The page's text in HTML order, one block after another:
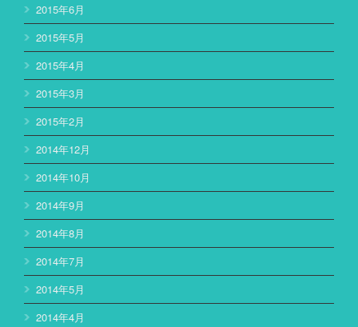
2015年6月
2015年5月
2015年4月
2015年3月
2015年2月
2014年12月
2014年10月
2014年9月
2014年8月
2014年7月
2014年5月
2014年4月